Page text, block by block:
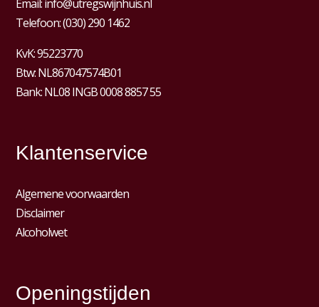
Email:info@utregswijnhuis.nl
Telefoon:(030) 290 1462
KvK:95223770
Btw:NL867047574B01
Bank: NL08 INGB 0008 8857 55
Klantenservice
Algemene voorwaarden
Disclaimer
Alcoholwet
Openingstijden